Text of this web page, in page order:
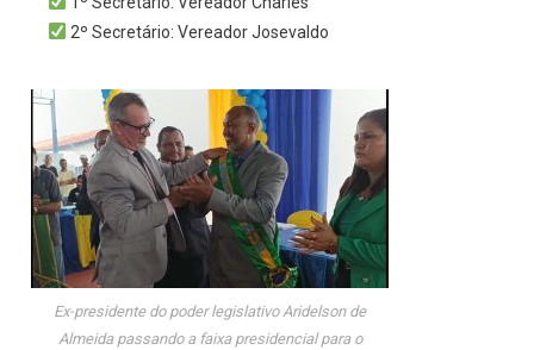
2º Secretário: Vereador Josevaldo
Ex-presidente do poder legislativo Aridelson de
Almeida passando a faixa presidencial para o